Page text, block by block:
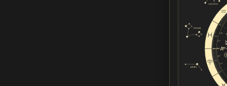
1
12
14°
21°
19°
17°
0°